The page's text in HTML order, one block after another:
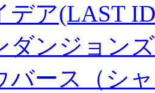
デア(LAST
ダンジョン
バース（シ